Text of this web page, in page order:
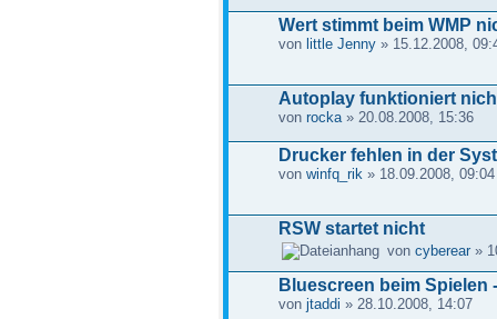
Wert stimmt beim WMP
von little Jenny» 15.12.2008,
Autoplay funktioniert
von rocka» 20.08.2008, 15:36
Drucker fehlen in der
von winfq_rik» 18.09.2008, 09:04
RSW startet nicht
von cyberear»
Bluescreen beim Spielen
von jtaddi » 28.10.2008, 14:07